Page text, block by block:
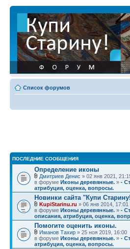
Список форумов
ПОСЛЕДНИЕ СООБЩЕНИЯ
Определение иконы
Дмитриев Денис » 02 янв 2021,
в форуме Иконы деревянные. » -
атрибуция, оценка, вопросы.
Новинки сайта "Купи
KupiStarinu.ru » 06 янв 2014, 17:01
в форуме Иконы деревянные. » -
описания, атрибуция, оценка,
Помогите оценить иконы.
Иманов Тахир » 25 ноя 2019, 16:00
в форуме Иконы деревянные. » -
атрибуция, оценка, вопросы.